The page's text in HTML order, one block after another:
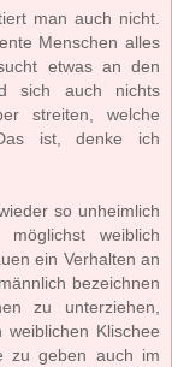
man auch nicht.
Menschen alles
etwas an den
sich auch nichts
streiten, welche
ist, denke ich
so unheimlich
weiblich
ein Verhalten an
bezeichnen
zu unterziehen,
Klischee
zu geben auch im